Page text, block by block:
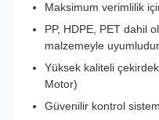
Maksimum verimlilik
PP, HDPE, PET dahil
malzemeyle uyumludur
Yüksek kaliteli
Motor)
Güvenilir kontrol